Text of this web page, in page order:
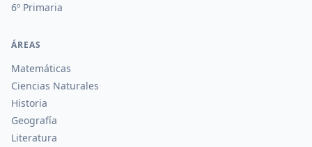
6º Primaria
ÁREAS
Matemáticas
Ciencias Naturales
Historia
Geografía
Literatura